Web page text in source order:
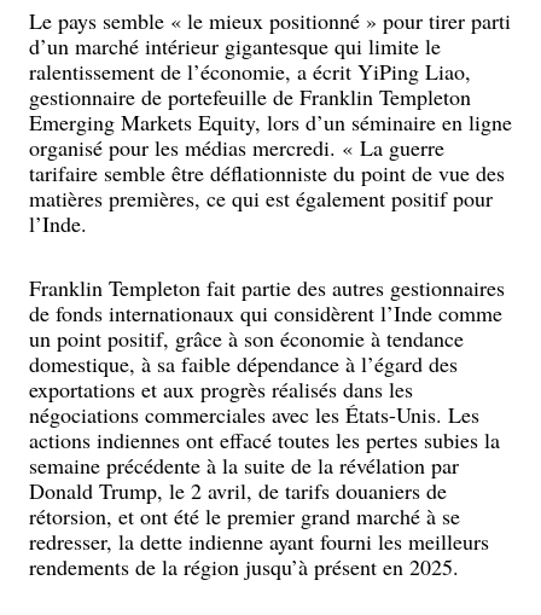
Le pays semble « le mieux positionné » pour tirer parti
d’un marché intérieur gigantesque qui limite le
ralentissement de l’économie, a écrit YiPing Liao,
gestionnaire de portefeuille de Franklin Templeton
Emerging Markets Equity, lors d’un séminaire en ligne
organisé pour les médias mercredi. « La guerre
tarifaire semble être déflationniste du point de vue des
matières premières, ce qui est également positif pour
l’Inde.
Franklin Templeton fait partie des autres gestionnaires
de fonds internationaux qui considèrent l’Inde comme
un point positif, grâce à son économie à tendance
domestique, à sa faible dépendance à l’égard des
exportations et aux progrès réalisés dans les
négociations commerciales avec les États-Unis. Les
actions indiennes ont effacé toutes les pertes subies la
semaine précédente à la suite de la révélation par
Donald Trump, le 2 avril, de tarifs douaniers de
rétorsion, et ont été le premier grand marché à se
redresser, la dette indienne ayant fourni les meilleurs
rendements de la région jusqu’à présent en 2025.